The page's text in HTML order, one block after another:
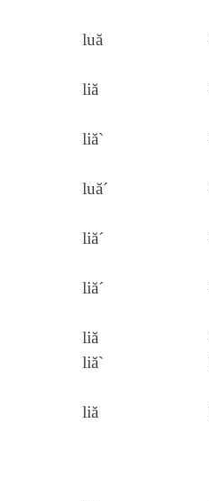
luă
liă
liă`
luă´
liă´
liă´
liă
liă`
liă